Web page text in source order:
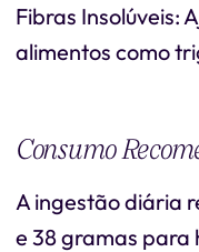
Fibras Insolúveis:
alimentos como
Consumo
A ingestão diária
e 38 gramas para